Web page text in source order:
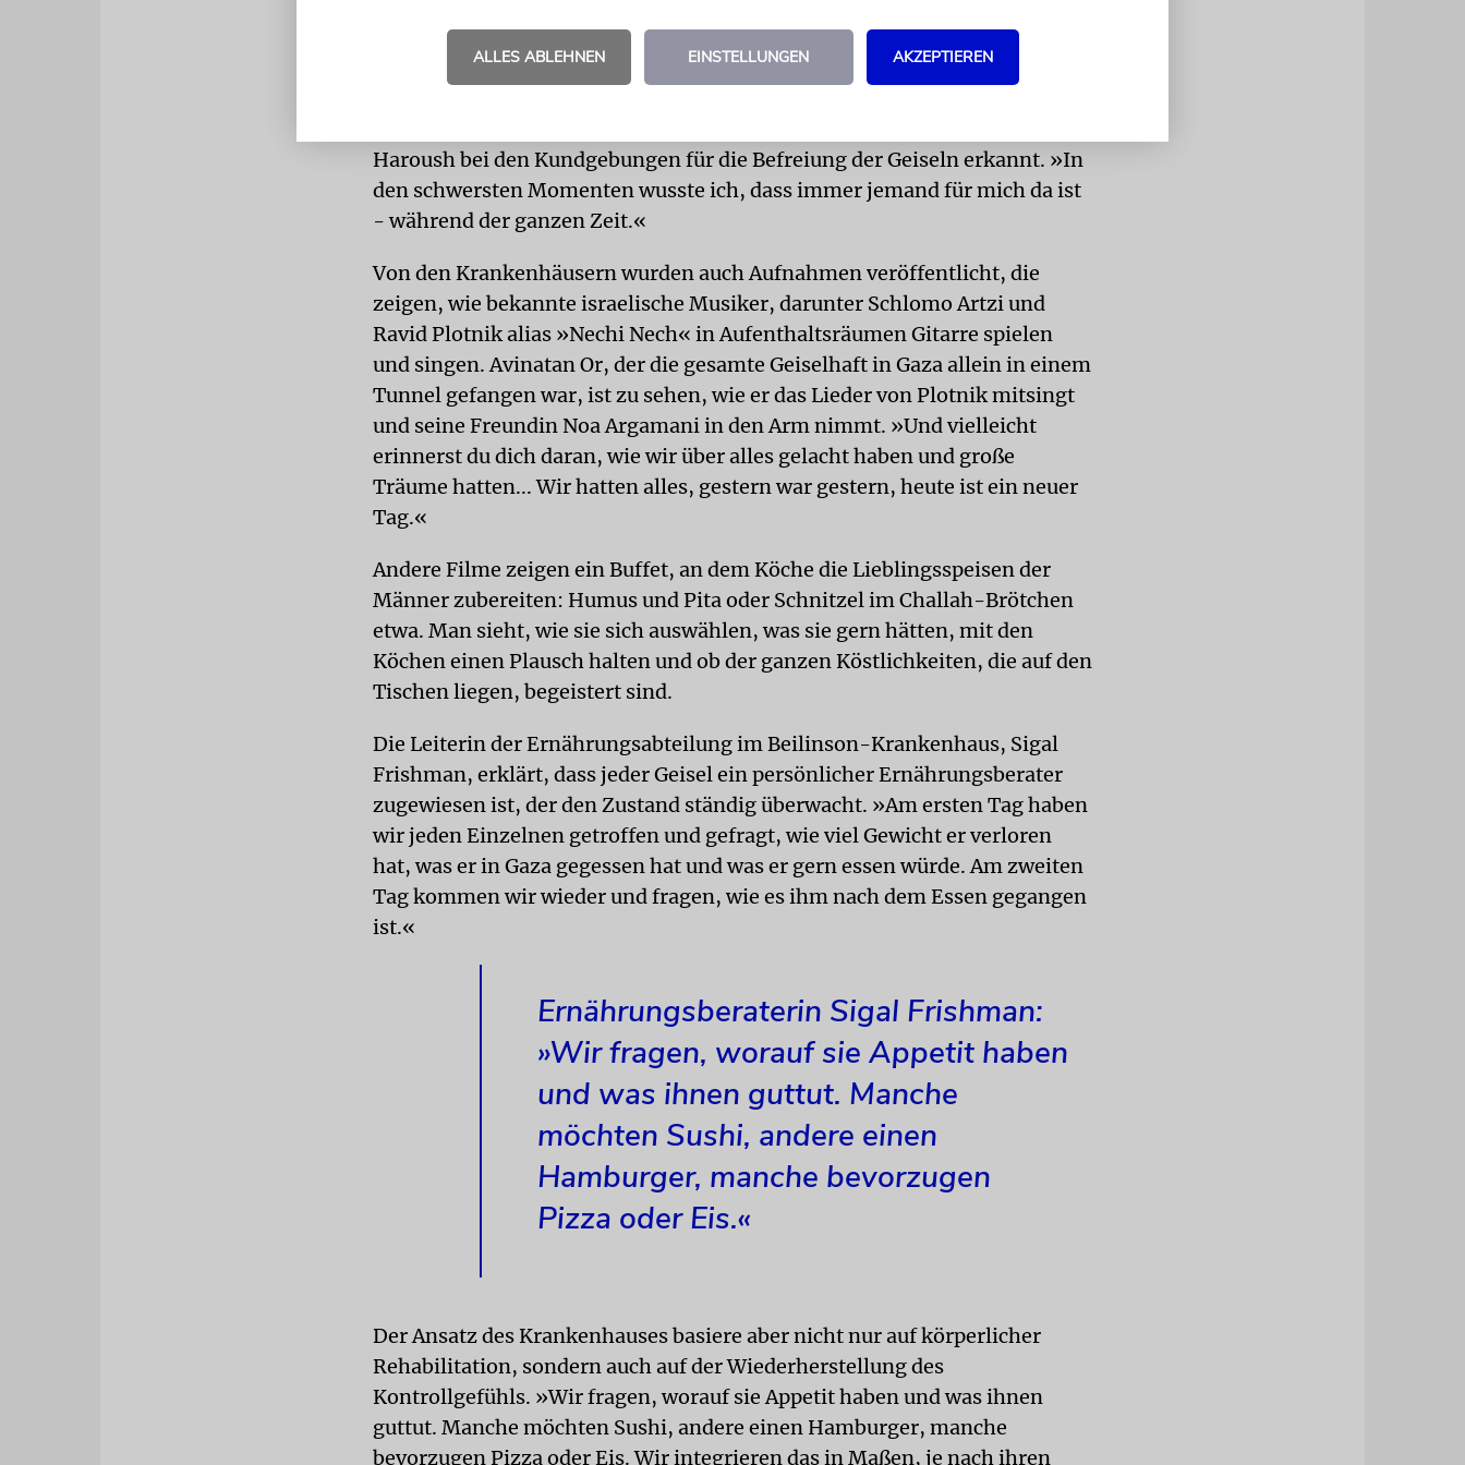
Ein Buffet voller Lieblingsspeisen
Haroush bei den Kundgebungen für die Befreiung der Geiseln erkannt. »In
den schwersten Momenten wusste ich, dass immer jemand für mich da ist
- während der ganzen Zeit.«
Von den Krankenhäusern wurden auch Aufnahmen veröffentlicht, die
zeigen, wie bekannte israelische Musiker, darunter Schlomo Artzi und
Ravid Plotnik alias »Nechi Nech« in Aufenthaltsräumen Gitarre spielen
und singen. Avinatan Or, der die gesamte Geiselhaft in Gaza allein in einem
Tunnel gefangen war, ist zu sehen, wie er das Lieder von Plotnik mitsingt
und seine Freundin Noa Argamani in den Arm nimmt. »Und vielleicht
erinnerst du dich daran, wie wir über alles gelacht haben und große
Träume hatten... Wir hatten alles, gestern war gestern, heute ist ein neuer
Tag.«
Andere Filme zeigen ein Buffet, an dem Köche die Lieblingsspeisen der
Männer zubereiten: Humus und Pita oder Schnitzel im Challah-Brötchen
etwa. Man sieht, wie sie sich auswählen, was sie gern hätten, mit den
Köchen einen Plausch halten und ob der ganzen Köstlichkeiten, die auf den
Tischen liegen, begeistert sind.
Die Leiterin der Ernährungsabteilung im Beilinson-Krankenhaus, Sigal
Frishman, erklärt, dass jeder Geisel ein persönlicher Ernährungsberater
zugewiesen ist, der den Zustand ständig überwacht. »Am ersten Tag haben
wir jeden Einzelnen getroffen und gefragt, wie viel Gewicht er verloren
hat, was er in Gaza gegessen hat und was er gern essen würde. Am zweiten
Tag kommen wir wieder und fragen, wie es ihm nach dem Essen gegangen
ist.«
Ernährungsberaterin Sigal Frishman:
»Wir fragen, worauf sie Appetit haben
und was ihnen guttut. Manche
möchten Sushi, andere einen
Hamburger, manche bevorzugen
Pizza oder Eis.«
Der Ansatz des Krankenhauses basiere aber nicht nur auf körperlicher
Rehabilitation, sondern auch auf der Wiederherstellung des
Kontrollgefühls. »Wir fragen, worauf sie Appetit haben und was ihnen
guttut. Manche möchten Sushi, andere einen Hamburger, manche
bevorzugen Pizza oder Eis. Wir integrieren das in Maßen, je nach ihren
ALLES ABLEHNEN EINSTELLUNGEN AKZEPTIEREN